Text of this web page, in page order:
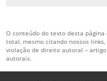
O conteúdo do texto desta
total, mesmo citando nossos
violação de direito autoral – artigo
autorais.